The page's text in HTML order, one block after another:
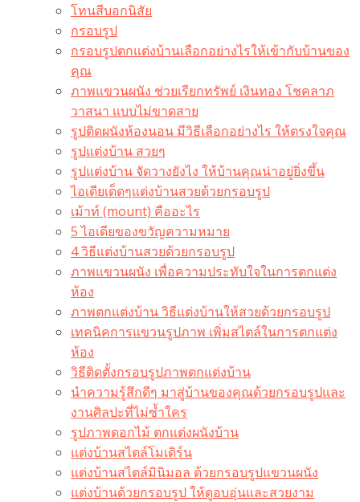
โทนสีบอกนิสัย
กรอบรูป
กรอบรูปตกแต่งบ้านเลือกอย่างไรให้เข้ากับบ้านของ
คุณ
ภาพแขวนผนัง ช่วยเรียกทรัพย์ เงินทอง โชคลาภ
วาสนา แบบไม่ขาดสาย
รูปติดผนังห้องนอน มีวิธีเลือกอย่างไร ให้ตรงใจคุณ
รูปแต่งบ้าน สวยๆ
รูปแต่งบ้าน จัดวางยังไง ให้บ้านคุณน่าอยู่ยิ่งขึ้น
ไอเดียเด็ดๆแต่งบ้านสวยด้วยกรอบรูป
เม้าท์ (mount) คืออะไร​
5 ไอเดียของขวัญความหมาย
4 วิธีแต่งบ้านสวยด้วยกรอบรูป
ภาพแขวนผนัง เพื่อความประทับใจในการตกแต่ง
ห้อง
ภาพตกแต่งบ้าน วิธีแต่งบ้านให้สวยด้วยกรอบรูป
เทคนิคการแขวนรูปภาพ เพิ่มสไตล์ในการตกแต่ง
ห้อง
วิธีติดตั้งกรอบรูปภาพตกแต่งบ้าน
นำความรู้สึกดีๆ มาสู่บ้านของคุณด้วยกรอบรูปและ
งานศิลปะที่ไม่ซ้ำใคร
รูปภาพดอกไม้ ตกแต่งผนังบ้าน
แต่งบ้านสไตล์โมเดิร์น
แต่งบ้านสไตล์มินิมอล ด้วยกรอบรูปแขวนผนัง
แต่งบ้านด้วยกรอบรูป ให้ดูอบอุ่นและสวยงาม